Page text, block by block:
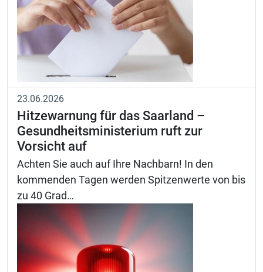
23.06.2026
Hitzewarnung für das Saarland –
Gesundheitsministerium ruft zur
Vorsicht auf
Achten Sie auch auf Ihre Nachbarn! In den
kommenden Tagen werden Spitzenwerte von bis
zu 40 Grad…